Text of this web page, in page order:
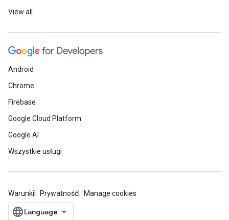
View all
Android
Chrome
Firebase
Google Cloud Platform
Google AI
Wszystkie usługi
Warunki Prywatność Manage cookies